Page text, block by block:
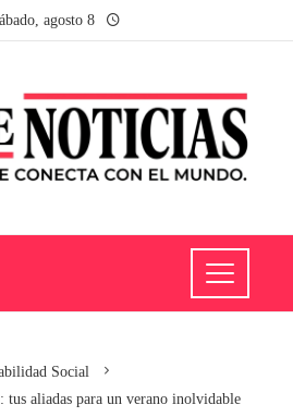
agosto 8
Social
tus aliadas para un verano inolvidable